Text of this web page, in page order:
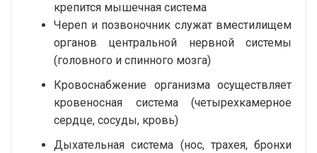
крепится мышечная система
Череп и позвоночник служат вместилищем
органов центральной нервной системы
(головного и спинного мозга)
Кровоснабжение организма осуществляет
кровеносная система (четырехкамерное
сердце, сосуды, кровь)
Дыхательная система (нос, трахея, бронхи